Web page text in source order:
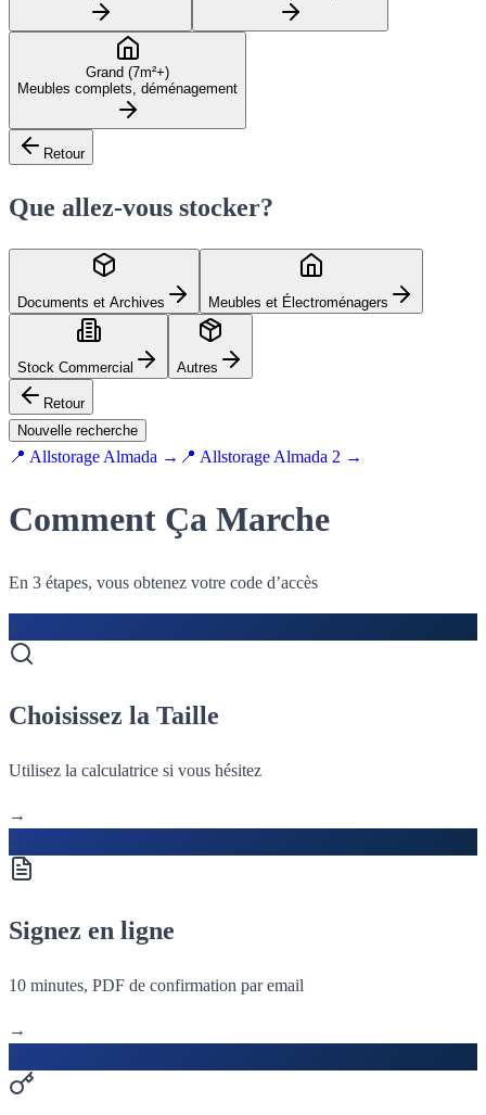
Grand (7m²+)
Meubles complets, déménagement
Retour
Que allez-vous stocker?
Documents et Archives Meubles et Électroménagers
Stock Commercial Autres
Retour
Nouvelle recherche
📍 Allstorage Almada → 📍 Allstorage Almada 2 →
Comment Ça Marche
En 3 étapes, vous obtenez votre code d’accès
1
Choisissez la Taille
Utilisez la calculatrice si vous hésitez
→
2
Signez en ligne
10 minutes, PDF de confirmation par email
→
3